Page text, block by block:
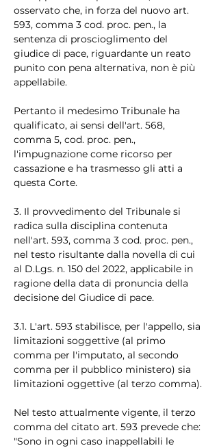
osservato che, in forza del nuovo art.
593, comma 3 cod. proc. pen., la
sentenza di proscioglimento del
giudice di pace, riguardante un reato
punito con pena alternativa, non è più
appellabile.
Pertanto il medesimo Tribunale ha
qualificato, ai sensi dell'art. 568,
comma 5, cod. proc. pen.,
l'impugnazione come ricorso per
cassazione e ha trasmesso gli atti a
questa Corte.
3. Il provvedimento del Tribunale si
radica sulla disciplina contenuta
nell'art. 593, comma 3 cod. proc. pen.,
nel testo risultante dalla novella di cui
al D.Lgs. n. 150 del 2022, applicabile in
ragione della data di pronuncia della
decisione del Giudice di pace.
3.1. L'art. 593 stabilisce, per l'appello, sia
limitazioni soggettive (al primo
comma per l'imputato, al secondo
comma per il pubblico ministero) sia
limitazioni oggettive (al terzo comma).
Nel testo attualmente vigente, il terzo
comma del citato art. 593 prevede che:
"Sono in ogni caso inappellabili le